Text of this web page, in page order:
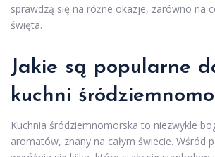
sprawdzą się na różne okazje, zarówno na
święta.
Jakie są popularne
kuchni
Kuchnia śródziemnomorska to niezwykle
aromatów, znany na całym świecie. Wśród